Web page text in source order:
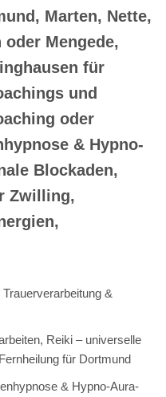
Marten, Nette,
Mengede,
für
und
oder
& Hypno-
Blockaden,
Zwilling,
&
Reiki – universelle
für Dortmund
& Hypno-Aura-